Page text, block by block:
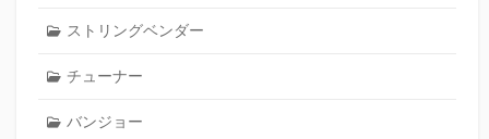
ストリングベンダー
チューナー
バンジョー